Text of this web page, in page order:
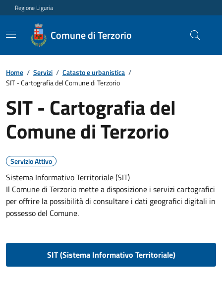
Regione Liguria
Comune di Terzorio
Home / Servizi / Catasto e urbanistica /
SIT - Cartografia del Comune di Terzorio
SIT - Cartografia del
Comune di Terzorio
Servizio Attivo
Sistema Informativo Territoriale (SIT)
Il Comune di Terzorio mette a disposizione i servizi cartografici
per offrire la possibilità di consultare i dati geografici digitali in
possesso del Comune.
SIT (Sistema Informativo Territoriale)